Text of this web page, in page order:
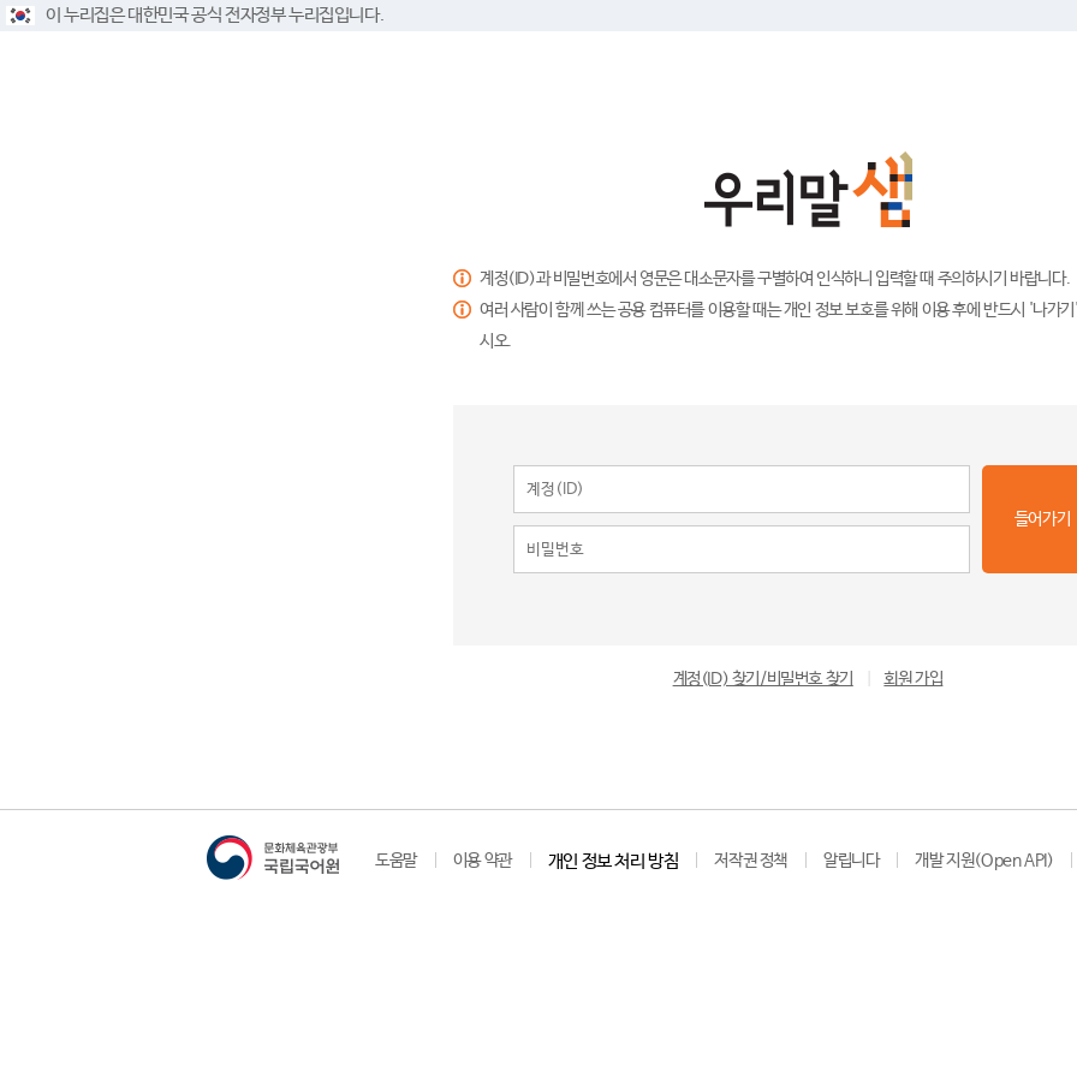
이 누리집은 대한민국 공식 전자정부 누리집입니다.
계정(ID)과 비밀번호에서 영문은 대소문자를 구별하여 인식하니 입력할 때 주의하시기 바랍니다.
여러 사람이 함께 쓰는 공용 컴퓨터를 이용할 때는 개인 정보 보호를 위해 이용 후에 반드시 '나가
시오.
들어가기
계정(ID) 찾기/비밀번호 찾기 회원 가입
도움말 이용 약관 개인 정보 처리 방침 저작권 정책 알립니다 개발 지원(Open API)